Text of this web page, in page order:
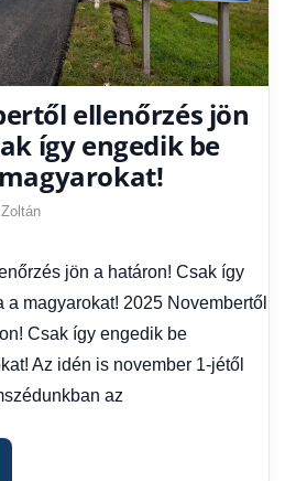
ellenőrzés jön
így engedik be
hírek,
Hírek,
Hírek
1
jön a határon! Csak így
magyarokat! 2025 Novembertől
Csak így engedik be
Az idén is november 1-jétől
az